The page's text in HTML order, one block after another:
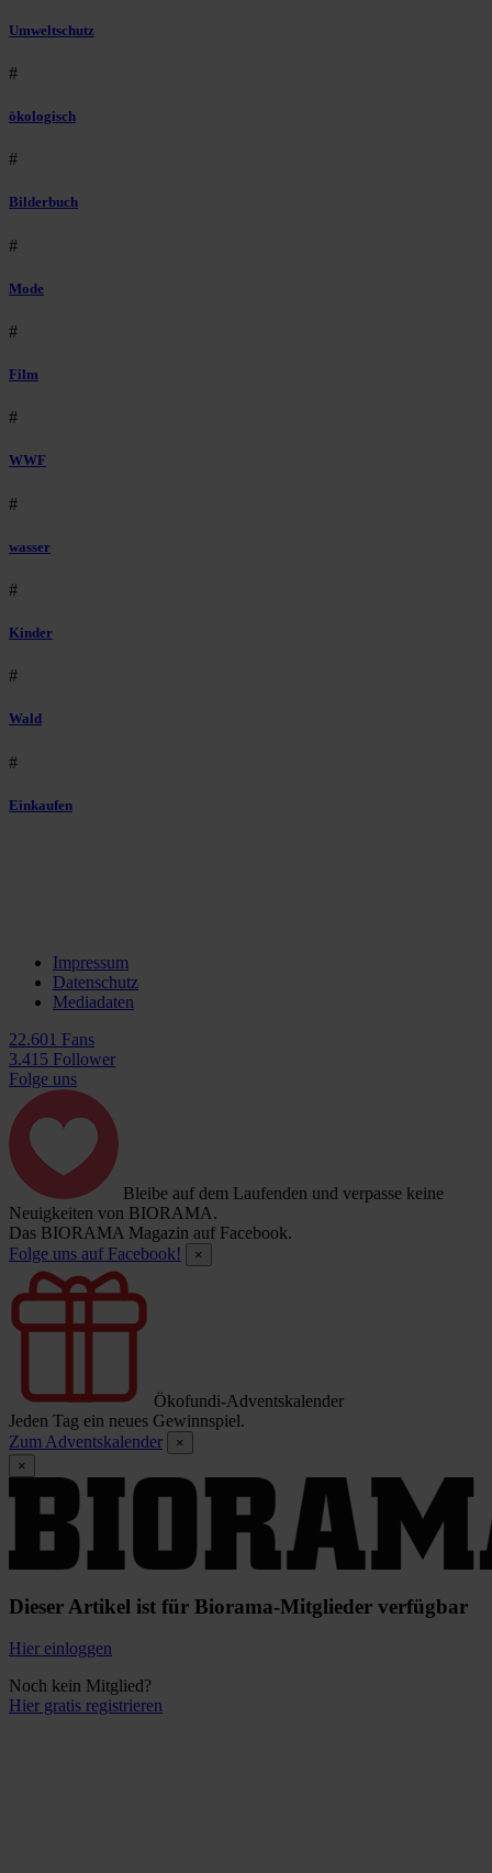
Umweltschutz
#
ökologisch
#
Bilderbuch
#
Mode
#
Film
#
WWF
#
wasser
#
Kinder
#
Wald
#
Einkaufen
Impressum
Datenschutz
Mediadaten
22.601 Fans
3.415 Follower
Folge uns
Bleibe auf dem Laufenden und verpasse keine
Neuigkeiten von BIORAMA.
Das BIORAMA Magazin auf Facebook.
Folge uns auf Facebook!
×
Ökofundi-Adventskalender
Jeden Tag ein neues Gewinnspiel.
Zum Adventskalender
×
×
Dieser Artikel ist für Biorama-Mitglieder verfügbar
Hier einloggen
Noch kein Mitglied?
Hier gratis registrieren